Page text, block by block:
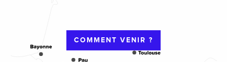
COMMENT VENIR ?